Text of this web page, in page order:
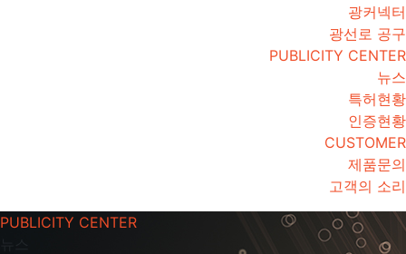
광커넥터
광선로 공구
PUBLICITY CENTER
뉴스
특허현황
인증현황
CUSTOMER
제품문의
고객의 소리
PUBLICITY CENTER